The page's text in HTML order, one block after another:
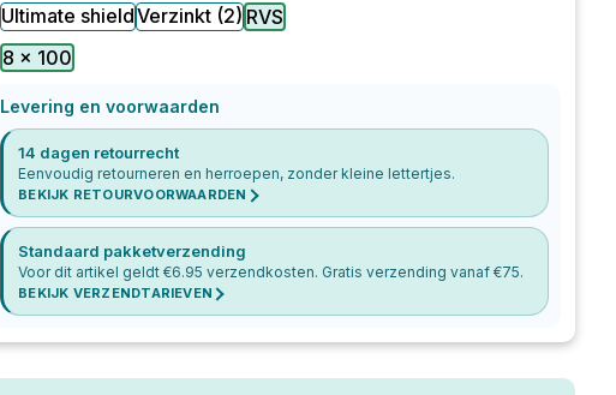
Ultimate shieldVerzinkt (2) RVS
8 x 100
Levering en voorwaarden
14 dagen retourrecht
Eenvoudig retourneren en herroepen, zonder kleine lettertjes.
BEKIJK RETOURVOORWAARDEN
Standaard pakketverzending
Voor dit artikel geldt €6.95 verzendkosten. Gratis verzending vanaf €75.
BEKIJK VERZENDTARIEVEN